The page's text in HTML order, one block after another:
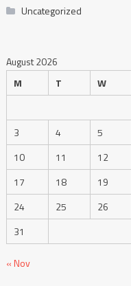
Uncategorized
August 2026
M
T W
3
4 5
10
11 12
17
18 19
24
25 26
31
« Nov